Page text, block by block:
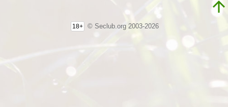
18+ © Seclub.org 2003-2026